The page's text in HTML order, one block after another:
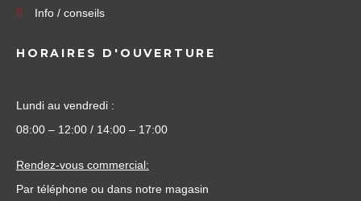
Info / conseils
HORAIRES D'OUVERTURE
Lundi au vendredi :
08:00 – 12:00 / 14:00 – 17:00
Rendez-vous commercial:
Par téléphone ou dans notre magasin